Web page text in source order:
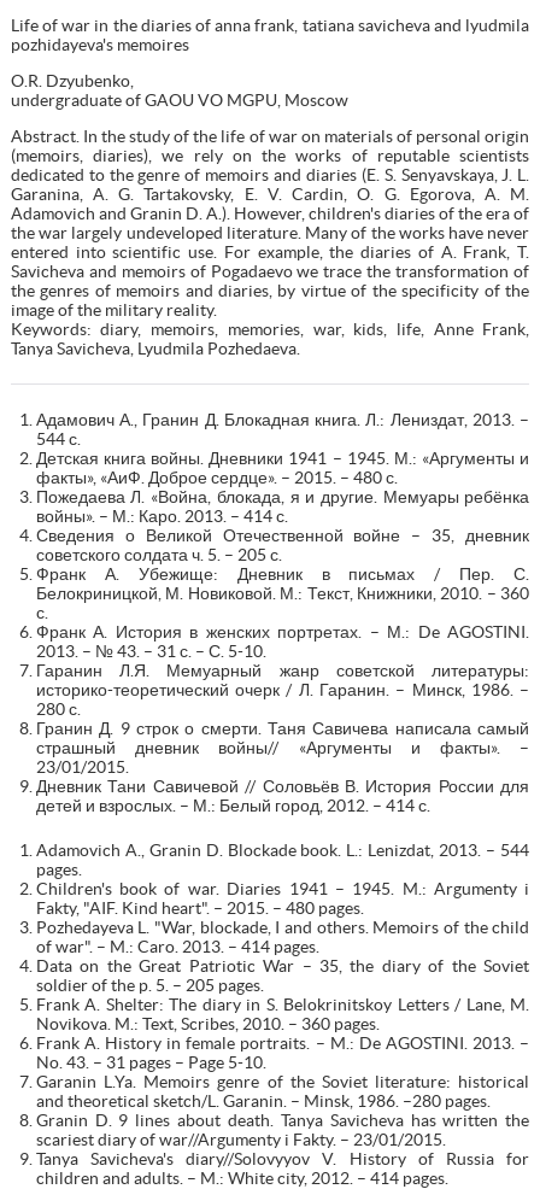
Life of war in the diaries of anna frank, tatiana savicheva and lyudmila
pozhidayeva's memoires
O.R. Dzyubenko,
undergraduate of GAOU VO MGPU, Moscow
Abstract. In the study of the life of war on materials of personal origin
(memoirs, diaries), we rely on the works of reputable scientists
dedicated to the genre of memoirs and diaries (E. S. Senyavskaya, J. L.
Garanina, A. G. Tartakovsky, E. V. Cardin, O. G. Egorova, A. M.
Adamovich and Granin D. A.). However, children's diaries of the era of
the war largely undeveloped literature. Many of the works have never
entered into scientific use. For example, the diaries of A. Frank, T.
Savicheva and memoirs of Pogadaevo we trace the transformation of
the genres of memoirs and diaries, by virtue of the specificity of the
image of the military reality.
Keywords: diary, memoirs, memories, war, kids, life, Anne Frank,
Tanya Savicheva, Lyudmila Pozhedaeva.
Адамович А., Гранин Д. Блокадная книга. Л.: Лениздат, 2013. –
544 с.
Детская книга войны. Дневники 1941 – 1945. М.: «Аргументы и
факты», «АиФ. Доброе сердце». – 2015. – 480 с.
Пожедаева Л. «Война, блокада, я и другие. Мемуары ребёнка
войны». – М.: Каро. 2013. – 414 с.
Сведения о Великой Отечественной войне – 35, дневник
советского солдата ч. 5. – 205 с.
Франк А. Убежище: Дневник в письмах / Пер. С.
Белокриницкой, М. Новиковой. М.: Текст, Книжники, 2010. – 360
с.
Франк А. История в женских портретах. – М.: De AGOSTINI.
2013. – № 43. – 31 с. – С. 5-10.
Гаранин Л.Я. Мемуарный жанр советской литературы:
историко-теоретический очерк / Л. Гаранин. – Минск, 1986. –
280 с.
Гранин Д. 9 строк о смерти. Таня Савичева написала самый
страшный дневник войны// «Аргументы и факты». –
23/01/2015.
Дневник Тани Савичевой // Соловьёв В. История России для
детей и взрослых. – М.: Белый город, 2012. – 414 с.
Adamovich A., Granin D. Blockade book. L.: Lenizdat, 2013. – 544
pages.
Children's book of war. Diaries 1941 – 1945. M.: Argumenty i
Fakty, "AIF. Kind heart". – 2015. – 480 pages.
Pozhedayeva L. "War, blockade, I and others. Memoirs of the child
of war". – M.: Caro. 2013. – 414 pages.
Data on the Great Patriotic War – 35, the diary of the Soviet
soldier of the p. 5. – 205 pages.
Frank A. Shelter: The diary in S. Belokrinitskoy Letters / Lane, M.
Novikova. M.: Text, Scribes, 2010. – 360 pages.
Frank A. History in female portraits. – M.: De AGOSTINI. 2013. –
No. 43. – 31 pages – Page 5-10.
Garanin L.Ya. Memoirs genre of the Soviet literature: historical
and theoretical sketch/L. Garanin. – Minsk, 1986. –280 pages.
Granin D. 9 lines about death. Tanya Savicheva has written the
scariest diary of war//Argumenty i Fakty. – 23/01/2015.
Tanya Savicheva's diary//Solovyyov V. History of Russia for
children and adults. – M.: White city, 2012. – 414 pages.